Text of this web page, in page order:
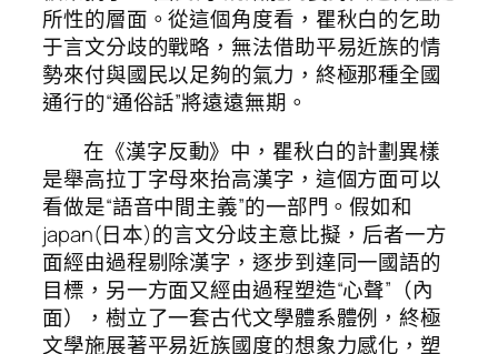
所性的層面。從這個角度看，瞿秋白的乞助
于言文分歧的戰略，無法借助平易近族的情
勢來付與國民以足夠的氣力，終極那種全國
通行的“通俗話”將遠遠無期。
在《漢字反動》中，瞿秋白的計劃異樣
是舉高拉丁字母來抬高漢字，這個方面可以
看做是“語音中間主義”的一部門。假如和
japan(日本)的言文分歧主意比擬，后者一方
面經由過程剔除漢字，逐步到達同一國語的
目標，另一方面又經由過程塑造“心聲”（內
面），樹立了一套古代文學體系體例，終極
文學施展著平易近族國度的想象力感化，塑